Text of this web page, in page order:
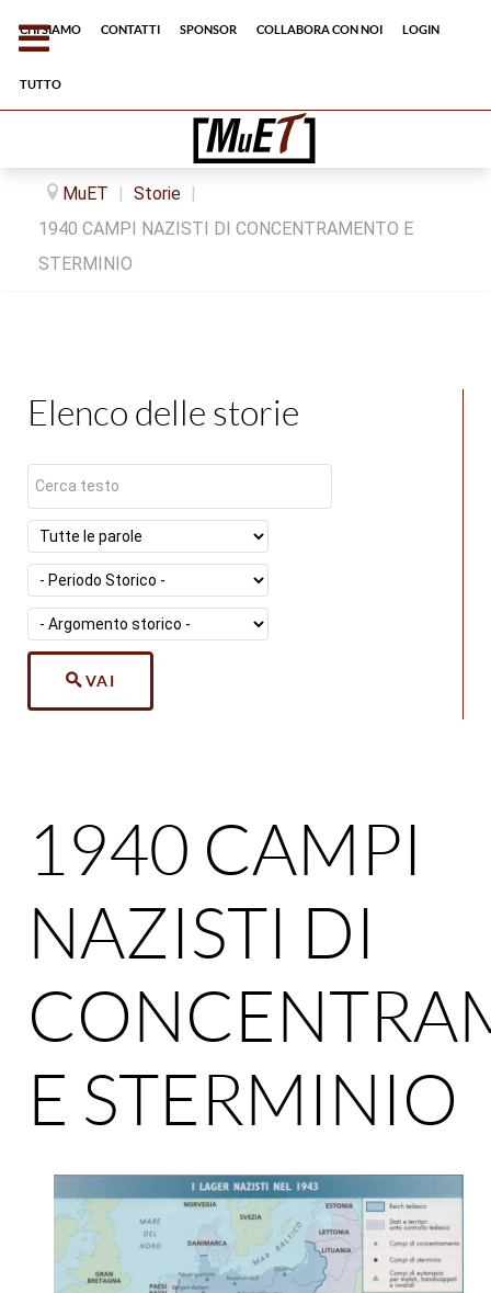
Chi siamo Contatti Sponsor Collabora con noi Login
tutto
MuET | Storie |
1940 CAMPI NAZISTI DI CONCENTRAMENTO E
STERMINIO
Elenco delle storie
VAI
1940 CAMPI
NAZISTI DI
E STERMINIO